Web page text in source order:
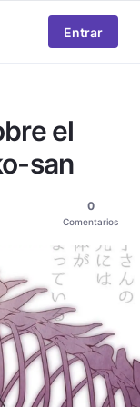
Entrar
el
san
0
Comentarios